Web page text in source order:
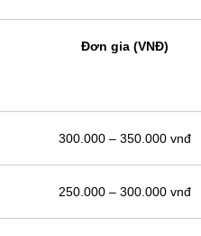
Đơn gia (VNĐ)
300.000 – 350.000 vnđ
250.000 – 300.000 vnđ